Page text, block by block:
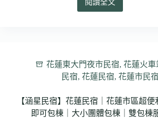
閱讀全文
【田
宿】
花
蓮
宿
｜
花蓮東大門夜市民宿,花蓮火車
民宿,花蓮民宿,花蓮市民宿
【涵星民宿】花蓮民宿｜花蓮市區超便
即可包棟｜大小團體包棟｜雙包棟